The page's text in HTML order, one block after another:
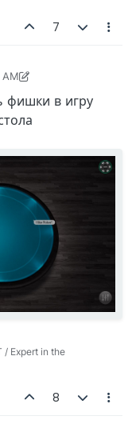
7
25, 2019, 3:04 AM
фишки в игру
/ Expert in the
8